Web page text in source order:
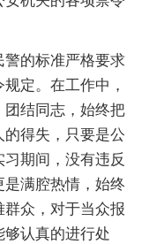
的标准严格要求
定。在工作中，
结同志，始终把
得失，只要是公
期间，没有违反
满腔热情，始终
众，对于当众报
认真的进行处